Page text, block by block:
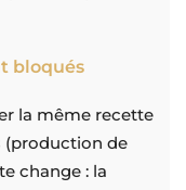
bloqués
la même recette
(production de
change : la